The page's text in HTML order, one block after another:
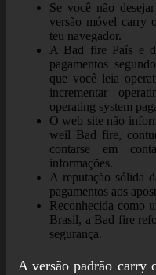
Se você não
versão móvel carry
teu navegador.
A Bad fire País e
pagamentos
que você leia
incrementar
operating system
O web site não
weil Bad fire,
contarse em
informações.
A reputação sólida
pagamentos aos
Reconhecida como
Brasil, a Bad fire
segurança.
A versão padrão carry